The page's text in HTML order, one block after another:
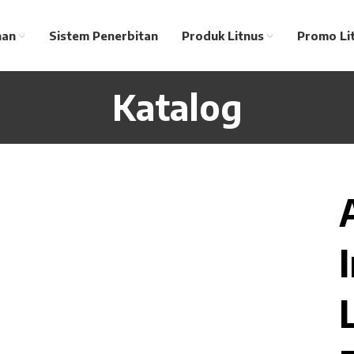
Sistem Penerbitan Produk Litnus Promo
Katalog